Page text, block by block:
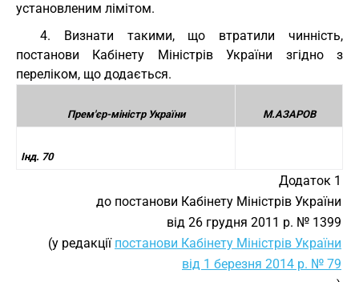
установленим лімітом.
4. Визнати такими, що втратили чинність,
постанови Кабінету Міністрів України згідно з
переліком, що додається.
Прем'єр-міністр України М.АЗАРОВ
Інд. 70
Додаток 1
до постанови Кабінету Міністрів України
від 26 грудня 2011 р. № 1399
(у редакції постанови Кабінету Міністрів України
від 1 березня 2014 р. № 79